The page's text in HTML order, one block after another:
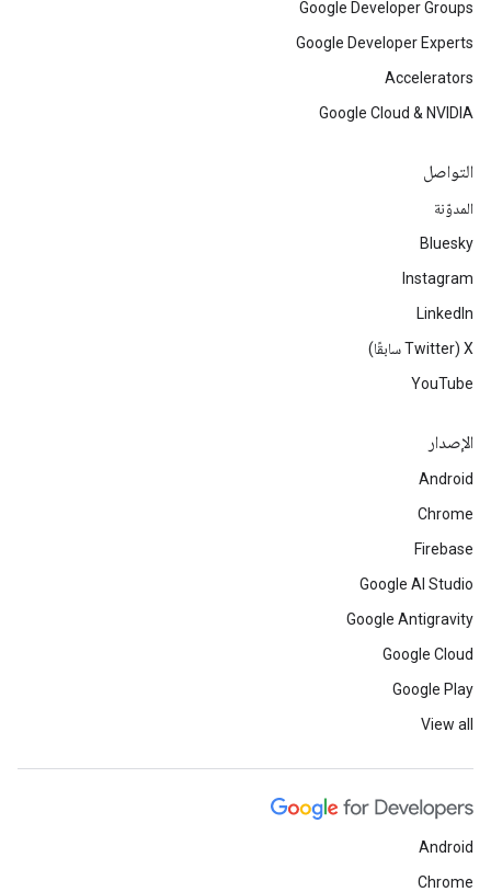
Google Developer Groups
Google Developer Experts
Accelerators
Google Cloud & NVIDIA
التواصل
المدوّنة
Bluesky
Instagram
LinkedIn
‫X ‏(Twitter سابقًا)
YouTube
الإصدار
Android
Chrome
Firebase
Google AI Studio
Google Antigravity
Google Cloud
Google Play
View all
Android
Chrome